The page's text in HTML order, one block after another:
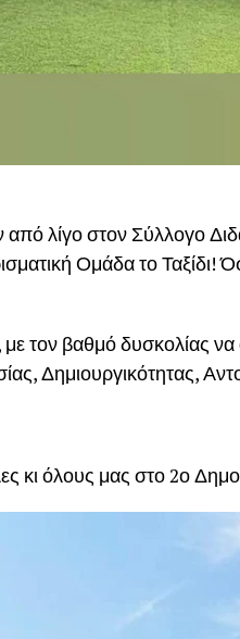
λίγο στον Σύλλογο
Ομάδα το Ταξίδι!
με τον βαθμό δυσκολίας
Δημιουργικότητας,
κι όλους μας στο 2ο